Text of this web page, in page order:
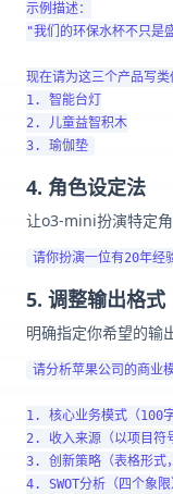
示例描述：
"我们的环保水杯不只是
现在请为这三个产品写类
1. 智能台灯
2. 儿童益智积木
4. 角色设定法
让o3-mini扮演特定角
5. 调整输出格式
明确指定你希望的输
请分析苹果公司的商业
1. 核心业务模式（100字
2. 收入来源（以项目符
3. 创新策略（表格形式
4. SWOT分析（四个象限